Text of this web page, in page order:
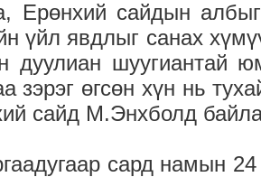
Ерөнхий сайдын
үйл явдлыг санах
дуулиан шуугиантай
зэрэг өгсөн хүн нь
сайд М.Энхболд
сард намын